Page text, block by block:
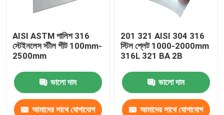
পণ্য
আমাদের সম্পর্কে
AISI ASTM পালিশ 316
স্টেইনলেস স্টীল শীট 100mm-
2500mm
ভালো দাম
আমাদের সাথে যোগাযোগ
201 321 AISI 304 316
স্টিল প্লেট 1000-2000mm
316L 321 BA 2B
ভালো দাম
আমাদের সাথে যোগাযোগ